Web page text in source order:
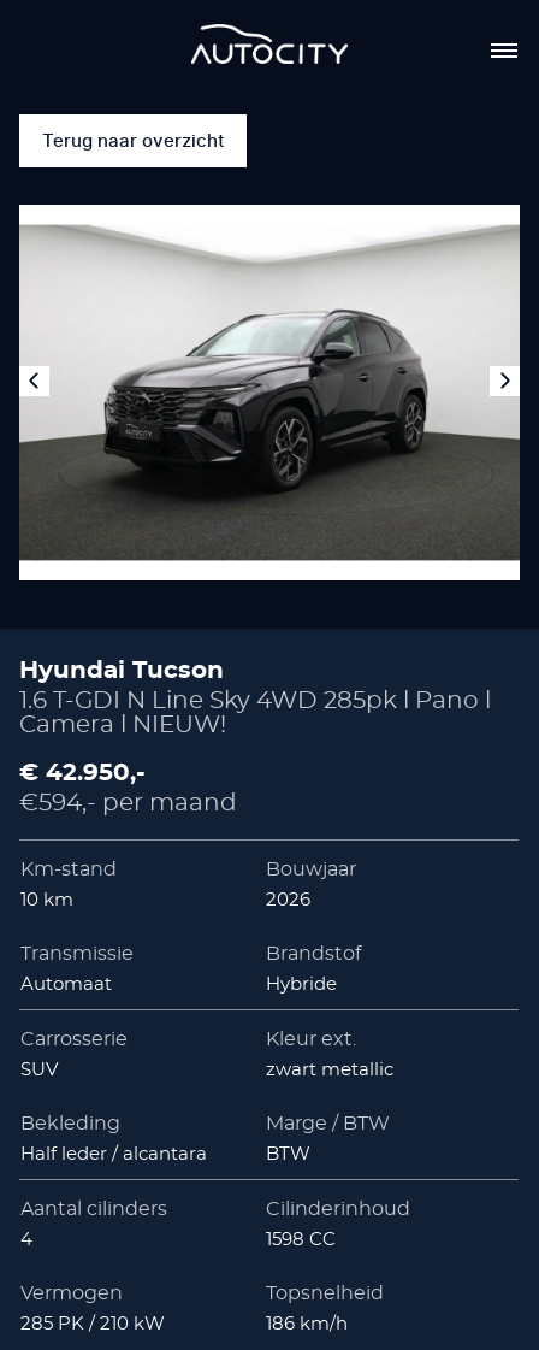
Terug naar overzicht
Hyundai Tucson
1.6 T-GDI N Line Sky 4WD 285pk l Pano l
Camera l NIEUW!
€ 42.950,-
€594,- per maand
Km-stand
10 km
Bouwjaar
2026
Transmissie
Automaat
Brandstof
Hybride
Carrosserie
SUV
Kleur ext.
zwart metallic
Bekleding
Half leder / alcantara
Marge / BTW
BTW
Aantal cilinders
4
Cilinderinhoud
1598 CC
Vermogen
285 PK / 210 kW
Topsnelheid
186 km/h